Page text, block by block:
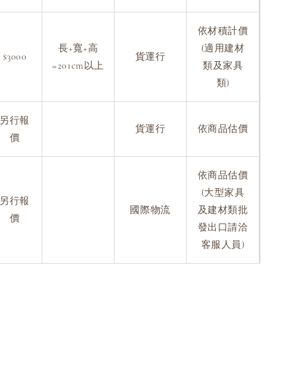
$3000
長+寬+高
=201cm以上
貨運行
依材積計價
(適用建材
類及家具
類)
另行報
價
貨運行 依商品估價
另行報
價
國際物流
依商品估價
(大型家具
及建材類批
發出口請洽
客服人員)